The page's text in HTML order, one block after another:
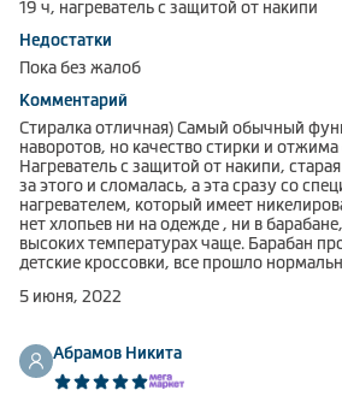
Малая бытовая техника
Климатическая техника
Сравнить
19 ч, нагреватель с защитой от накипи
Недостатки
Пока без жалоб
Комментарий
Стиралка отличная) Самый обычный
наворотов, но качество стирки и
Нагреватель с защитой от накипи,
за этого и сломалась, а эта сразу со
нагревателем, который имеет
нет хлопьев ни на одежде , ни в
высоких температурах чаще. Барабан
детские кроссовки, все прошло
5 июня, 2022
Абрамов Никита